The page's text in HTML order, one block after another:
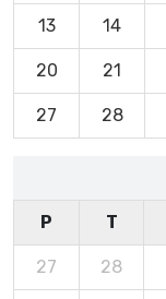
13 14
20 21
27 28
P T
27 28